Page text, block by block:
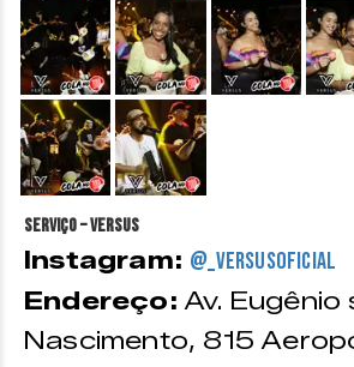
&nbsp; &nbsp; &nbsp;
&nbsp; &nbsp;
Serviço – Versus
Instagram: @_versusoficial
Endereço: Av. Eugênio
Nascimento, 815